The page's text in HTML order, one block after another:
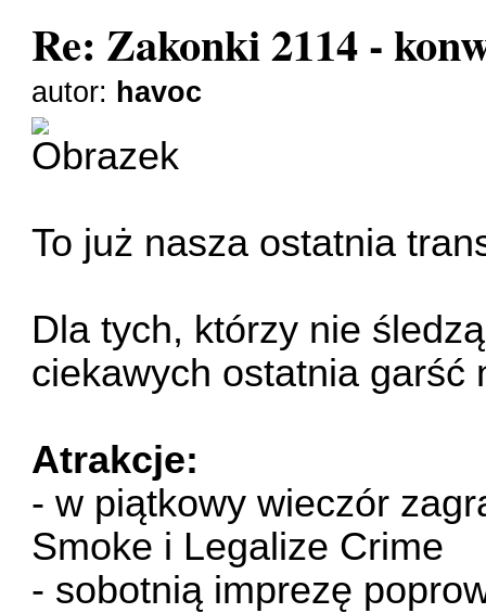
Re: Zakonki 2114 -
autor: havoc
To już nasza ostatnia
Dla tych, którzy nie
ciekawych ostatnia garść
Atrakcje:
- w piątkowy wieczór
Smoke i Legalize Crime
- sobotnią imprezę